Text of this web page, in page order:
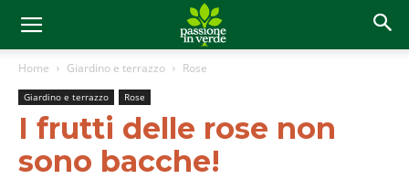
Home Giardino e terrazzo Rose
Giardino e terrazzo Rose
I frutti delle rose non
sono bacche!